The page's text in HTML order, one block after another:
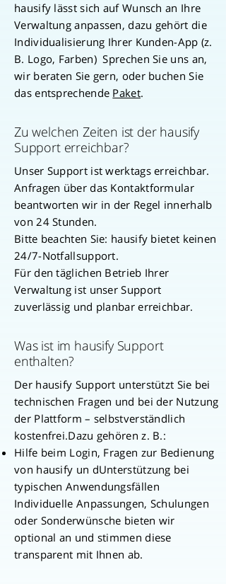
hausify lässt sich auf Wunsch an Ihre
Verwaltung anpassen, dazu gehört die
Individualisierung Ihrer Kunden-App (z.
B. Logo, Farben) Sprechen Sie uns an,
wir beraten Sie gern, oder buchen Sie
das entsprechende Paket.
Zu welchen Zeiten ist der hausify
Support erreichbar?
Unser Support ist werktags erreichbar.
Anfragen über das Kontaktformular
beantworten wir in der Regel innerhalb
von 24 Stunden.
Bitte beachten Sie: hausify bietet keinen
24/7-Notfallsupport.
Für den täglichen Betrieb Ihrer
Verwaltung ist unser Support
zuverlässig und planbar erreichbar.
Was ist im hausify Support
enthalten?
Der hausify Support unterstützt Sie bei
technischen Fragen und bei der Nutzung
der Plattform – selbstverständlich
kostenfrei.Dazu gehören z. B.:
Hilfe beim Login, Fragen zur Bedienung
von hausify un dUnterstützung bei
typischen Anwendungsfällen
Individuelle Anpassungen, Schulungen
oder Sonderwünsche bieten wir
optional an und stimmen diese
transparent mit Ihnen ab.